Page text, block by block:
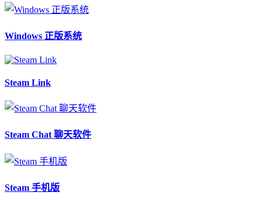
Windows 正版系统
Steam Link
Steam Chat 聊天软件
Steam 手机版